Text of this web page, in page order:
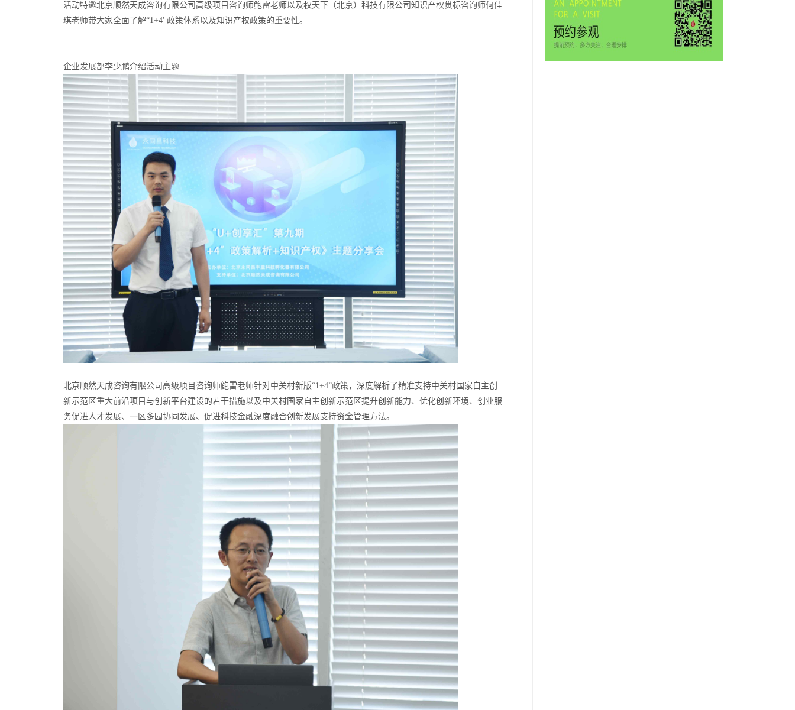
活动特邀北京顺然天成咨询有限公司高级项目咨询师鲍雷老师以及权天下（北京）科技有限公司知识产权贯标咨询师何佳
琪老师带大家全面了解“1+4' 政策体系以及知识产权政策的重要性。
企业发展部李少鹏介绍活动主题
北京顺然天成咨询有限公司高级项目咨询师鲍雷老师针对中关村新版“1+4”政策，深度解析了精准支持中关村国家自主创
新示范区重大前沿项目与创新平台建设的若干措施以及中关村国家自主创新示范区提升创新能力、优化创新环境、创业服
务促进人才发展、一区多园协同发展、促进科技金融深度融合创新发展支持资金管理方法。